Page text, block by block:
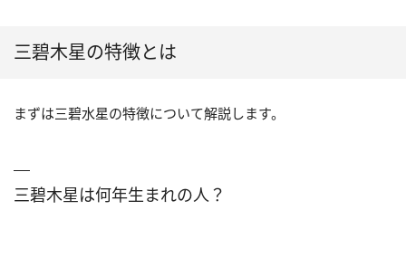
三碧木星の特徴とは
まずは三碧水星の特徴について解説します。
三碧木星は何年生まれの人？